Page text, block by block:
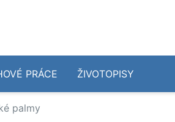
PRÁCE ŽIVOTOPISY
palmy